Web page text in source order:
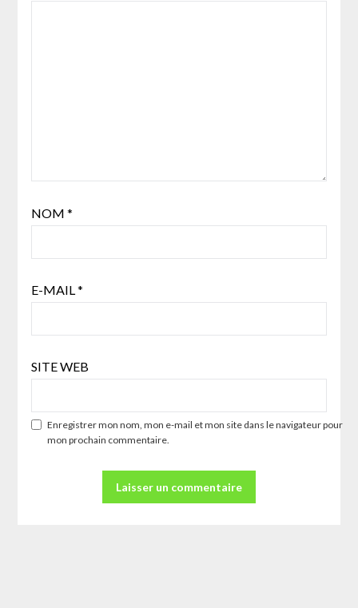
NOM *
E-MAIL*
SITE WEB
Enregistrer mon nom, mon e-mail et mon site dans le navigateur pour
mon prochain commentaire.